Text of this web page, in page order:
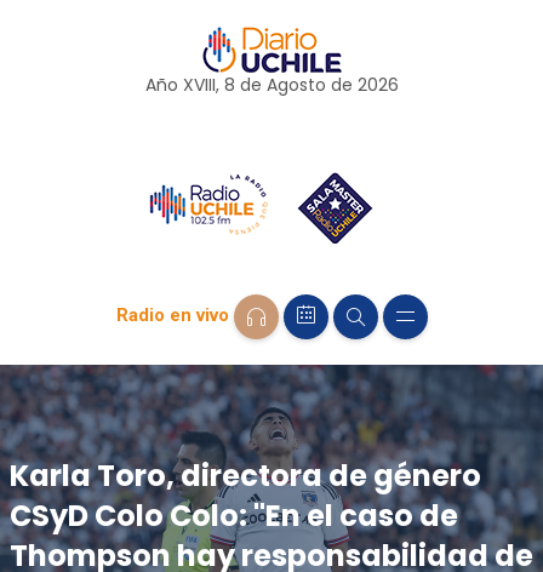
Año XVIII, 8 de Agosto de 2026
Radio en vivo
Karla Toro, directora de género
CSyD Colo Colo: "En el caso de
Thompson hay responsabilidad de